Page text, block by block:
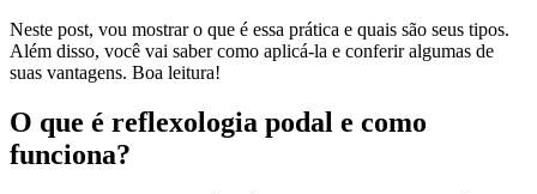
Neste post, vou mostrar o que é essa prática e quais são seus tipos.
Além disso, você vai saber como aplicá-la e conferir algumas de
suas vantagens. Boa leitura!
O que é reflexologia podal e como
funciona?